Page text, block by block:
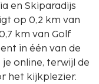
en Skiparadijs
km van Golf
in één van de
online, terwijl de
het kijkplezier.